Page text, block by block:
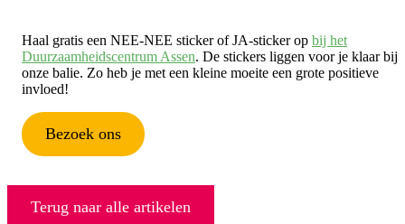
Haal gratis een NEE-NEE sticker of JA-sticker op bij het
Duurzaamheidscentrum Assen. De stickers liggen voor je klaar bij
onze balie. Zo heb je met een kleine moeite een grote positieve
invloed!
Bezoek ons
Terug naar alle artikelen